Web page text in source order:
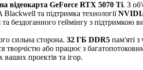
відеокарта GeForce RTX 5070 Ti. З
та підтримка технології
бездоганного геймінгу з підтримкою
сильна сторона. 32 ГБ DDR5 пам'яті
творчістю або працює з
ваших проектів та ігор.